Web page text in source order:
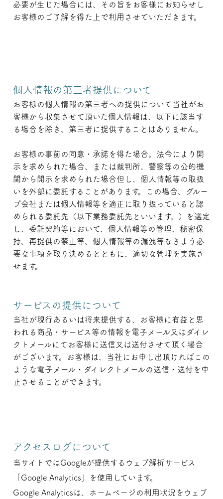
必要が生じた場合には、その旨をお客様にお知らせし
お客様のご了解を得た上で利用させていただきます。
個人情報の第三者提供について
お客様の個人情報の第三者への提供について当社がお
客様から収集させて頂いた個人情報は、以下に該当す
る場合を除き、第三者に提供することはありません。
お客様の事前の同意・承諾を得た場合。法令により開
示を求められた場合、または裁判所、警察等の公的機
関から開示を求められた場合但し、個人情報等の取扱
いを外部に委託することがあります。この場合、グルー
プ会社または個人情報等を適正に取り扱っていると認
められる委託先（以下業務委託先といいます。）を選定
し、委託契約等において、個人情報等の管理、秘密保
持、再提供の禁止等、個人情報等の漏洩等なきよう必
要な事項を取り決めるとともに、適切な管理を実施さ
せます。
サービスの提供について
当社が現行あるいは将来提供する、お客様に有益と思
われる商品・サービス等の情報を電子メール又はダイレ
クトメールにてお客様に送信又は送付させて頂く場合
がございます。お客様は、当社にお申し出頂ければこの
ような電子メール・ダイレクトメールの送信・送付を中
止させることができます。
アクセスログについて
当サイトではGoogleが提供するウェブ解析サービス
「Google Analytics」を使用しています。
Google Analyticsは、ホームページの利用状況をウェブ